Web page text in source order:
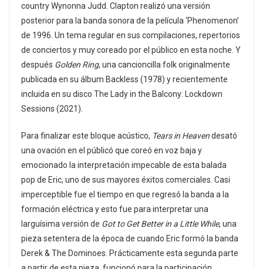
country Wynonna Judd. Clapton realizó una versión
posterior para la banda sonora de la película ‘Phenomenon’
de 1996. Un tema regular en sus compilaciones, repertorios
de conciertos y muy coreado por el público en esta noche. Y
después Golden Ring, una cancioncilla folk originalmente
publicada en su álbum Backless (1978) y recientemente
incluida en su disco The Lady in the Balcony: Lockdown
Sessions (2021).
Para finalizar este bloque acústico, Tears in Heavendesató
una ovación en el públicó que coreó en voz baja y
emocionado la interpretación impecable de esta balada
pop de Eric, uno de sus mayores éxitos comerciales. Casi
imperceptible fue el tiempo en que regresó la banda a la
formación eléctrica y esto fue para interpretar una
larguísima versión de Got to Get Better in a Little While, una
pieza setentera de la época de cuando Eric formó la banda
Derek & The Dominoes. Prácticamente esta segunda parte